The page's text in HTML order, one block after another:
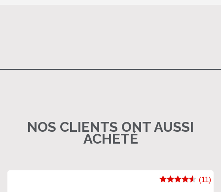
NOS CLIENTS ONT AUSSI
ACHETÉ
(11)